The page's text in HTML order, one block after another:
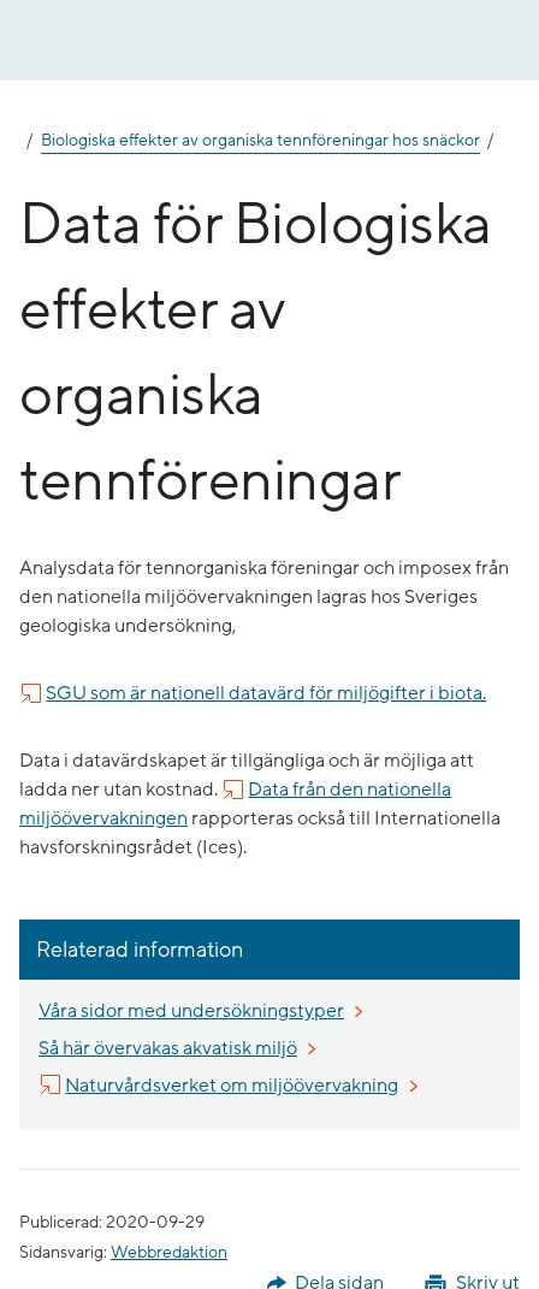
Biologiska effekter av organiska tennföreningar hos snäckor
Data för Biologiska
effekter av
organiska
tennföreningar
Analysdata för tennorganiska föreningar och imposex från
den nationella miljöövervakningen lagras hos Sveriges
geologiska undersökning,
SGU som är nationell datavärd för miljögifter i biota.
Data i datavärdskapet är tillgängliga och är möjliga att
ladda ner utan kostnad.
Data från den nationella
miljöövervakningen rapporteras också till Internationella
havsforskningsrådet (Ices).
Relaterad information
Våra sidor med undersökningstyper
Så här övervakas akvatisk miljö
Naturvårdsverket om miljöövervakning Länk till annan
Publicerad: 2020-09-29
Sidansvarig: Webbredaktion
Skriv ut
Dela sidan